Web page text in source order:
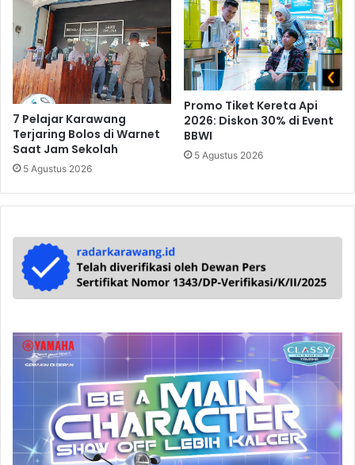
7 Pelajar Karawang
Terjaring Bolos di Warnet
Saat Jam Sekolah
5 Agustus 2026
Promo Tiket Kereta Api
2026: Diskon 30% di Event
BBWI
5 Agustus 2026